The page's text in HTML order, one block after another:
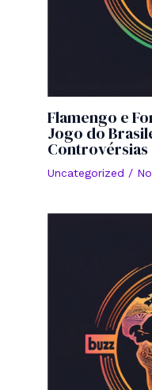
Flamengo e
Jogo do
Controvérsias
Uncategorized /